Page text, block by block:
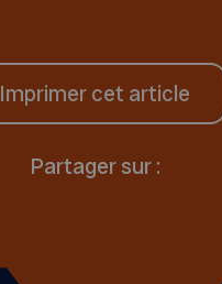
Imprimer cet article
Partager sur :